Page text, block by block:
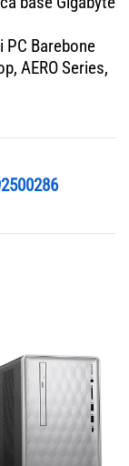
PC Barebone
AERO Series,